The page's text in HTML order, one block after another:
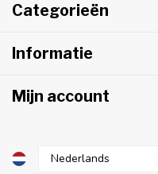
Categorieën
Informatie
Mijn account